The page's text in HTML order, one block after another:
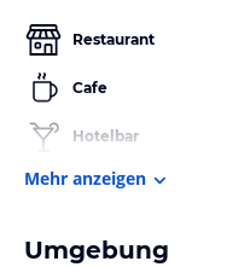
Restaurant
Cafe
Hotelbar
Mehr anzeigen
Umgebung